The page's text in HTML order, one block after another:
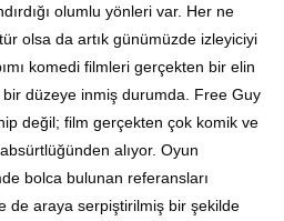
olumlu yönleri var. Her ne
olsa da artık günümüzde izleyiciyi
komedi filmleri gerçekten bir elin
bir düzeye inmiş durumda. Free Guy
değil; film gerçekten çok komik ve
alıyor. Oyun
bolca bulunan referansları
de araya serpiştirilmiş bir şekilde